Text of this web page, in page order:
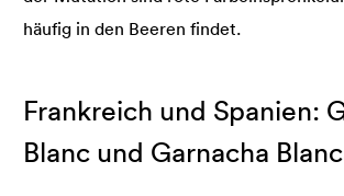
häufig in den Beeren findet.
Frankreich und Spanien:
Blanc und Garnacha